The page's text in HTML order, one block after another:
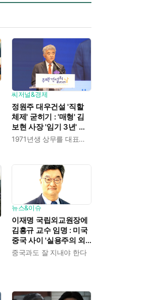
씨저널&경제
정원주 대우건설 '직할
체제' 굳히기 : '매형' 김
보현 사장 '임기 3년' 받
고 4개월 만에 물러났다
1971년생 상무를 대표이사로 발탁
뉴스&이슈
이재명 국립외교원장에
김흥규 교수 임명 : 미국
중국 사이 '실용주의 외
교론' 강조한 인물이다
중국과도 잘 지내야 한다